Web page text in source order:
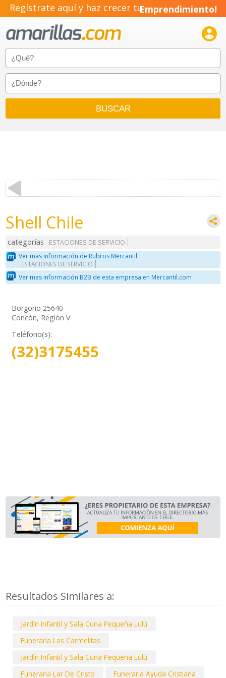
Regístrate aquí y haz crecer tuEmprendimiento!

Shell Chile
categorías
ESTACIONES DE SERVICIO
Ver mas información de Rubros Mercantil
ESTACIONES DE SERVICIO
Ver mas información B2B de esta empresa en Mercantil.com
Borgoño 25640
Concón, Región V
Teléfono(s):
(32)3175455
Resultados Similares a:
Jardín Infantil y Sala Cuna Pequeña Lulú
Funeraria Las Carmelitas
Jardín Infantil y Sala Cuna Pequeña Lulú
Funeraria Lar De Cristo
Funeraria Ayuda Cristiana